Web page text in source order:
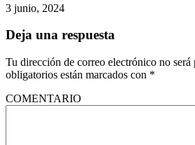
3 junio, 2024
Deja una respuesta
Tu dirección de correo electrónico no será
obligatorios están marcados con *
COMENTARIO